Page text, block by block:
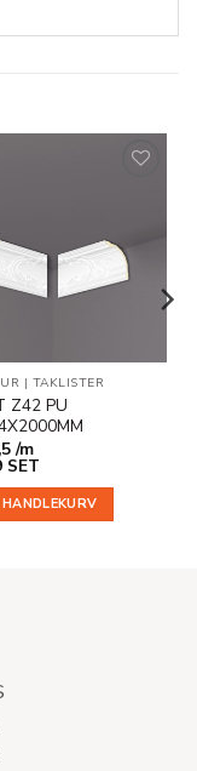
ønskeliste
| TAKLISTER
Z42 PU
/m
SET
HANDLEKURV